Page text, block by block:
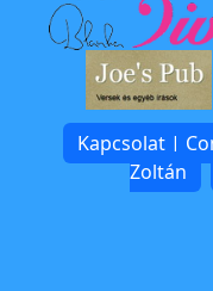
Kapcsolat |
Zoltán